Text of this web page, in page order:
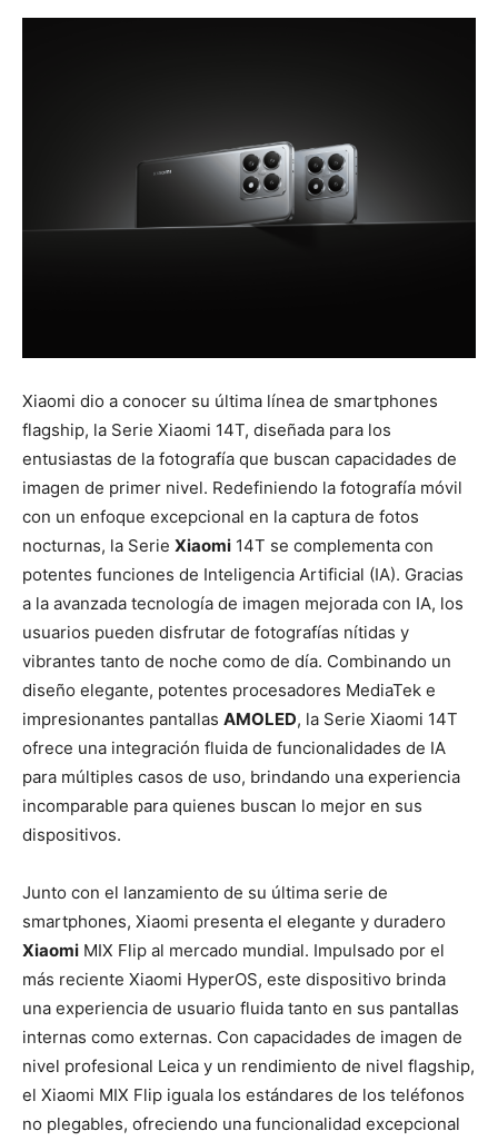
Xiaomi dio a conocer su última línea de smartphones
flagship, la Serie Xiaomi 14T, diseñada para los
entusiastas de la fotografía que buscan capacidades de
imagen de primer nivel. Redefiniendo la fotografía móvil
con un enfoque excepcional en la captura de fotos
nocturnas, la Serie Xiaomi 14T se complementa con
potentes funciones de Inteligencia Artificial (IA). Gracias
a la avanzada tecnología de imagen mejorada con IA, los
usuarios pueden disfrutar de fotografías nítidas y
vibrantes tanto de noche como de día. Combinando un
diseño elegante, potentes procesadores MediaTek e
impresionantes pantallas AMOLED, la Serie Xiaomi 14T
ofrece una integración fluida de funcionalidades de IA
para múltiples casos de uso, brindando una experiencia
incomparable para quienes buscan lo mejor en sus
dispositivos.
Junto con el lanzamiento de su última serie de
smartphones, Xiaomi presenta el elegante y duradero
Xiaomi MIX Flip al mercado mundial. Impulsado por el
más reciente Xiaomi HyperOS, este dispositivo brinda
una experiencia de usuario fluida tanto en sus pantallas
internas como externas. Con capacidades de imagen de
nivel profesional Leica y un rendimiento de nivel flagship,
el Xiaomi MIX Flip iguala los estándares de los teléfonos
no plegables, ofreciendo una funcionalidad excepcional